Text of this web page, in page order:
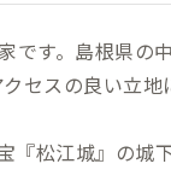
す。島根県の
セスの良い立地
『松江城』の